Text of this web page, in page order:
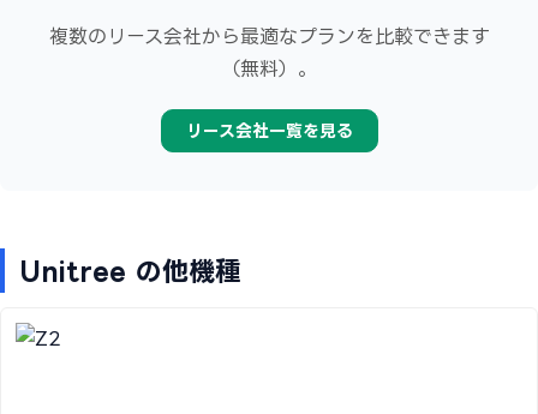
複数のリース会社から最適なプランを比較できます
（無料）。
リース会社一覧を見る
Unitree の他機種